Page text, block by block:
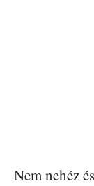
Nem nehéz